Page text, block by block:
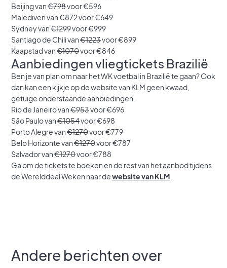
Beijing van€798voor €596
Malediven van€872voor €649
Sydney van€1299voor €999
Santiago de Chili van€1223voor €899
Kaapstad van€1070voor €846
Aanbiedingen vliegtickets Brazilië
Ben je van plan om naar het WK voetbal in Brazilië te gaan? Ook
dan kan een kijkje op de website van KLM geen kwaad,
getuige onderstaande aanbiedingen.
Rio de Janeiro van€953voor €696
São Paulo van€1054voor €698
Porto Alegre van€1270voor €779
Belo Horizonte van€1270voor €787
Salvador van€1270voor €788
Ga om de tickets te boeken en de rest van het aanbod tijdens
de Werelddeal Weken naar dewebsite van KLM
Andere berichten over